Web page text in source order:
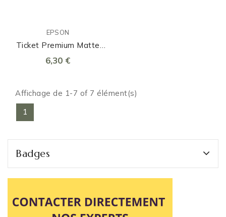
EPSON
Ticket Premium Matte
80mm X 50m
6,30 €
Affichage de 1-7 of 7 élément(s)
1
Badges